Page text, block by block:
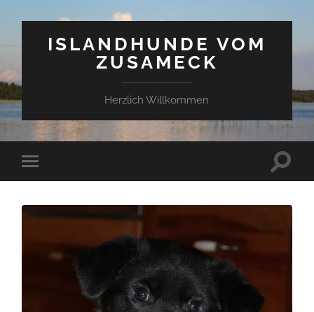
ISLANDHUNDE VOM
ZUSAMECK
Herzlich Willkommen
Mobile-
Menü